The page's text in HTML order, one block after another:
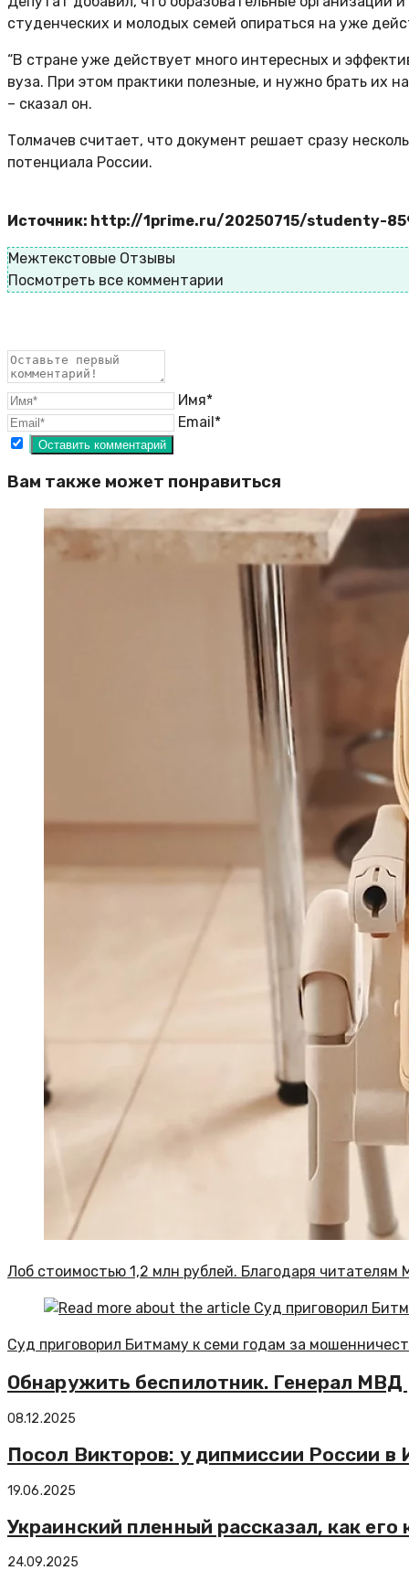
студенческих и молодых семей опираться на уже
“В стране уже действует много интересных и
вуза. При этом практики полезные, и нужно брать их
– сказал он.
Толмачев считает, что документ решает сразу
потенциала России.
Источник: http://1prime.ru/20250715/studenty-
Межтекстовые Отзывы
Посмотреть все комментарии
Имя*
Email*
Вам также может понравиться
Лоб стоимостью 1,2 млн рублей. Благодаря
Суд приговорил Битмаму к семи годам за
Обнаружить беспилотник. Генерал
08.12.2025
Посол Викторов: у дипмиссии России в
19.06.2025
Украинский пленный рассказал, как
24.09.2025